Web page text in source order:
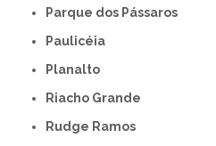
Parque dos Pássaros
Paulicéia
Planalto
Riacho Grande
Rudge Ramos